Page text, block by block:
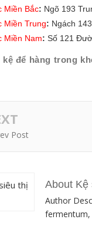
Miền Bắc: Ngõ 193
Miền Trung: Ngách
Miền Nam: Số 121
kệ để hàng trong
Post
About Kệ
Author
fermentum,